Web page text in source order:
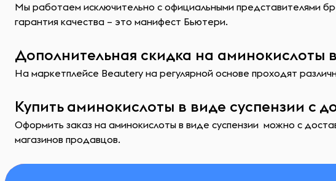
Мы работаем исключительно с официальными представителями
гарантия качества – это манифест Бьютери.
Дополнительная скидка на аминокислоты
На маркетплейсе Beautery на регулярной основе проходят
Купить аминокислоты в виде суспензии с
Оформить заказ на аминокислоты в виде суспензии можно с
магазинов продавцов.